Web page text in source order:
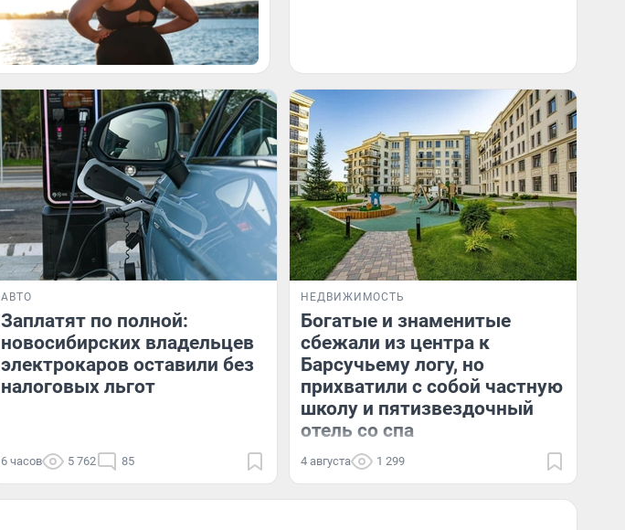
АВТО
Заплатят по полной:
новосибирских владельцев
электрокаров оставили без
налоговых льгот
6 часов 5 762 85
НЕДВИЖИМОСТЬ
Богатые и знаменитые
сбежали из центра к
Барсучьему логу, но
прихватили с собой частную
школу и пятизвездочный
отель со спа
4 августа 1 299